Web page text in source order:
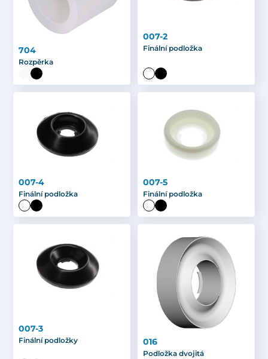
704
Rozpěrka
007-2
Finální podložka
007-4
Finální podložka
007-5
Finální podložka
007-3
Finální podložky 016
Podložka dvojitá